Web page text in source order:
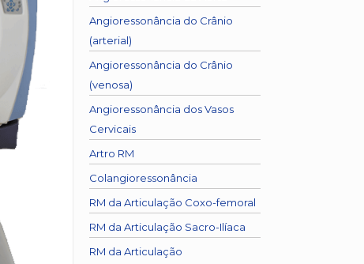
Angioressonância do Crânio
(arterial)
Angioressonância do Crânio
(venosa)
Angioressonância dos Vasos
Cervicais
Artro RM
Colangioressonância
RM da Articulação Coxo-femoral
RM da Articulação Sacro-Ilíaca
RM da Articulação